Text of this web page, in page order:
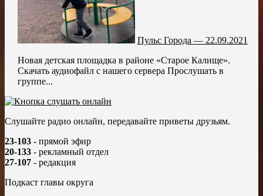
Пульс Города — 22.09.2021
Новая детская площадка в районе «Старое Калище».
Скачать аудиофайл с нашего сервера Прослушать в
группе...
Слушайте радио онлайн, передавайте приветы друзьям.
23-103 - прямой эфир
20-133 - рекламный отдел
27-107 - редакция
Подкаст главы округа